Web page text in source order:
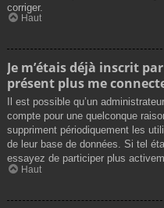
corriger.
Haut
Je m’étais déjà inscrit
présent plus me
Il est possible qu’un
compte pour une quelconque
suppriment périodiquement les
de leur base de données. Si tel
essayez de participer plus
Haut